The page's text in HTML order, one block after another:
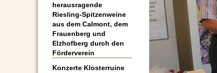
herausragende
Riesling-Spitzenweine
aus dem Calmont, dem
Frauenberg und
Elzhofberg durch den
Förderverein
Konzerte Klosterruine